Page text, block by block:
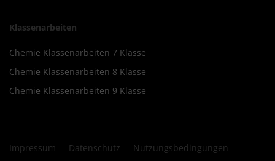
Klassenarbeiten
Chemie Klassenarbeiten 7 Klasse
Chemie Klassenarbeiten 8 Klasse
Chemie Klassenarbeiten 9 Klasse
Impressum Datenschutz Nutzungsbedingungen